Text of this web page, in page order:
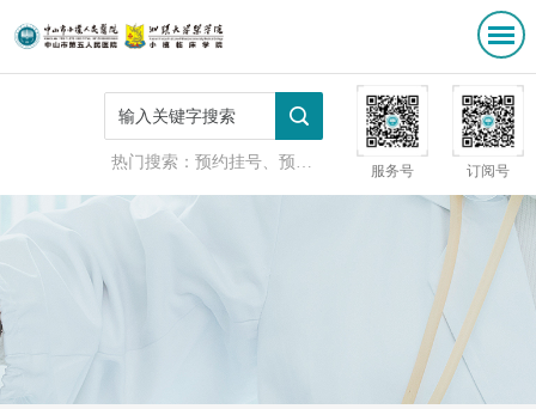
热门搜索：预约挂号、预防接种 服务号 订阅号